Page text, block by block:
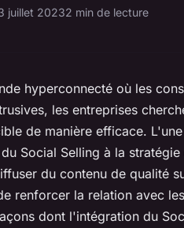
juillet 20232 min de lecture
hyperconnecté où les
les entreprises
de manière efficace.
Social Selling à la
du contenu de qualité
renforcer la relation avec
dont l'intégration du